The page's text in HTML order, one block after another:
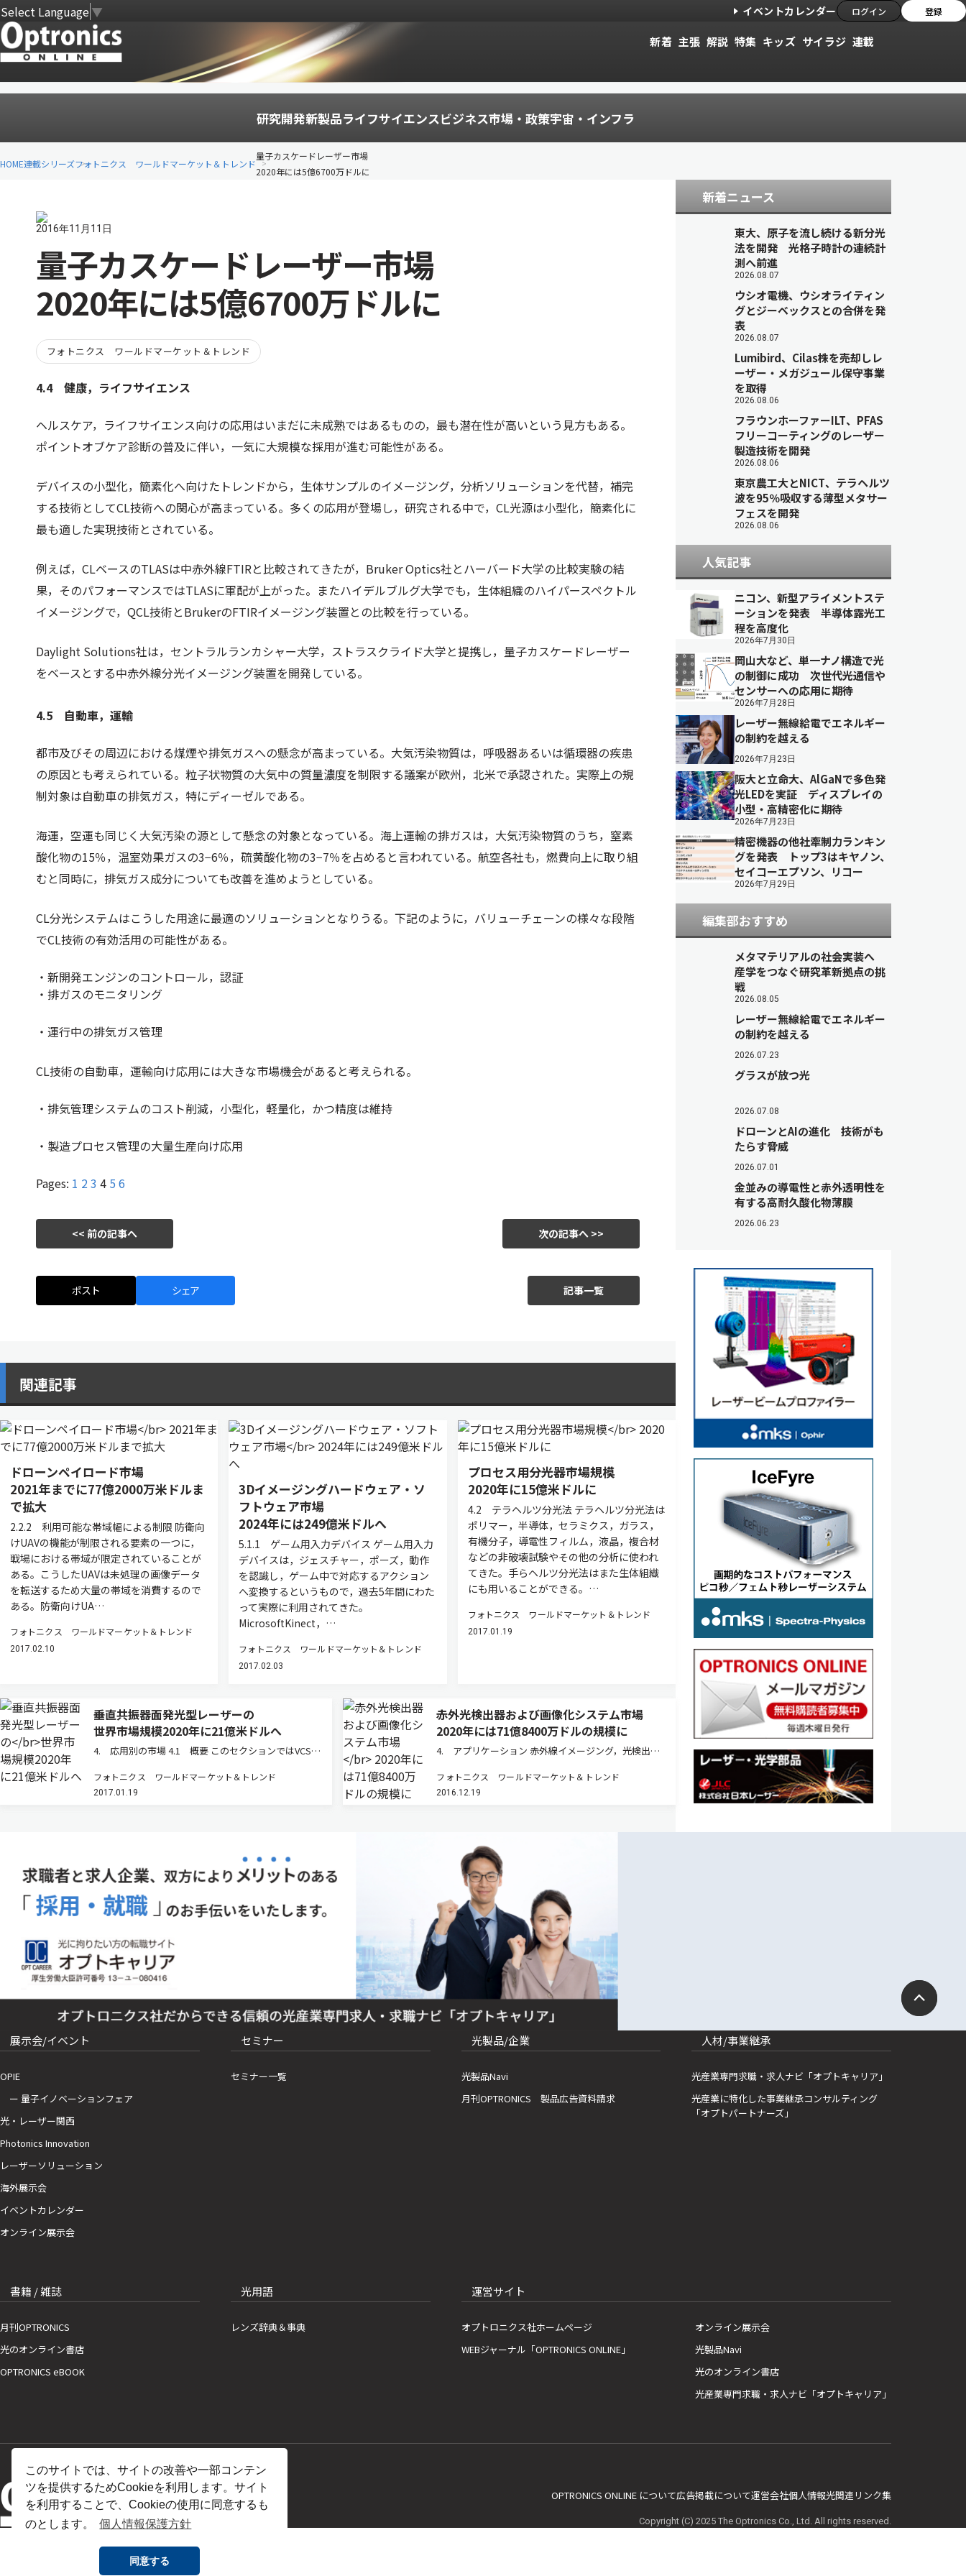
このサイトでは、サイトの改善や一部コンテン
ツを提供するためCookieを利用します。サイト
を利用することで、Cookieの使用に同意するも
のとします。
個人情報保護方針
同意する
Select Language▼ イベントカレンダー ログイン 登録
新着 主張 解説 特集 キッズ サイラジ 連載
研究開発新製品ライフサイエンスビジネス市場・政策宇宙・インフラ
HOME連載シリーズフォトニクス ワールドマーケット＆トレンド
量子カスケードレーザー市場
2020年には5億6700万ドルに
2016年11月11日
量子カスケードレーザー市場
2020年には5億6700万ドルに
フォトニクス ワールドマーケット＆トレンド
4.4 健康，ライフサイエンス
ヘルスケア，ライフサイエンス向けの応用はいまだに未成熟ではあるものの，最も潜在性が高いという見方もある。
ポイントオブケア診断の普及に伴い，一気に大規模な採用が進む可能性がある。
デバイスの小型化，簡素化へ向けたトレンドから，生体サンプルのイメージング，分析ソリューションを代替，補完
する技術としてCL技術への関心が高まっている。多くの応用が登場し，研究される中で，CL光源は小型化，簡素化に
最も適した実現技術とされている。
例えば，CLベースのTLASは中赤外線FTIRと比較されてきたが，Bruker Optics社とハーバード大学の比較実験の結
果，そのパフォーマンスではTLASに軍配が上がった。またハイデルブルグ大学でも，生体組織のハイパースペクトル
イメージングで，QCL技術とBrukerのFTIRイメージング装置との比較を行っている。
Daylight Solutions社は，セントラルランカシャー大学，ストラスクライド大学と提携し，量子カスケードレーザー
をベースとする中赤外線分光イメージング装置を開発している。
4.5 自動車，運輸
都市及びその周辺における煤煙や排気ガスへの懸念が高まっている。大気汚染物質は，呼吸器あるいは循環器の疾患
の原因とも考えられている。粒子状物質の大気中の質量濃度を制限する議案が欧州，北米で承認された。実際上の規
制対象は自動車の排気ガス，特にディーゼルである。
海運，空運も同じく大気汚染の源として懸念の対象となっている。海上運輸の排ガスは，大気汚染物質のうち，窒素
酸化物の15％，温室効果ガスの3−6％，硫黄酸化物の3−7％を占めると言われている。航空各社も，燃費向上に取り組
むと同時に，排気ガス成分についても改善を進めようとしている。
CL分光システムはこうした用途に最適のソリューションとなりうる。下記のように，バリューチェーンの様々な段階
でCL技術の有効活用の可能性がある。
・新開発エンジンのコントロール，認証
・排ガスのモニタリング
・運行中の排気ガス管理
CL技術の自動車，運輸向け応用には大きな市場機会があると考えられる。
・排気管理システムのコスト削減，小型化，軽量化，かつ精度は維持
・製造プロセス管理の大量生産向け応用
Pages: 1 23 4 5 6
<< 前の記事へ 次の記事へ >>
ポスト シェア 記事一覧
関連記事
ドローンペイロード市場
2021年までに77億2000万米ドルま
で拡大
2.2.2 利用可能な帯域幅による制限 防衛向
けUAVの機能が制限される要素の一つに，
戦場における帯域が限定されていることが
ある。こうしたUAVは未処理の画像データ
を転送するため大量の帯域を消費するので
ある。防衛向けUA…
フォトニクス ワールドマーケット＆トレンド
2017.02.10
3Dイメージングハードウェア・ソ
フトウェア市場
2024年には249億米ドルへ
5.1.1 ゲーム用入力デバイス ゲーム用入力
デバイスは，ジェスチャー，ポーズ，動作
を認識し，ゲーム中で対応するアクション
へ変換するというもので，過去5年間にわた
って実際に利用されてきた。
MicrosoftKinect，…
フォトニクス ワールドマーケット＆トレンド
2017.02.03
プロセス用分光器市場規模
2020年に15億米ドルに
4.2 テラヘルツ分光法 テラヘルツ分光法は
ポリマー，半導体，セラミクス，ガラス，
有機分子，導電性フィルム，液晶，複合材
などの非破壊試験やその他の分析に使われ
てきた。手らヘルツ分光法はまた生体組織
にも用いることができる。…
フォトニクス ワールドマーケット＆トレンド
2017.01.19
垂直共振器面発光型レーザーの
世界市場規模2020年に21億米ドルへ
4. 応用別の市場 4.1 概要 このセクションではVCSEL
にそうした分野でのシェアがどのように拡大するかに
ついて見てゆきたい。また，VCSEL市場を促進する，
フォトニクス ワールドマーケット＆トレンド
2017.01.19
赤外光検出器および画像化システム市場
2020年には71億8400万ドルの規模に
4. アプリケーション 赤外線イメージング，光検出器
向けIRシステムは小型，軽量，省電力であることが要
件となっている。これらの要素は，頭文字をとって
フォトニクス ワールドマーケット＆トレンド
2016.12.19
新着ニュース
東大、原子を流し続ける新分光
法を開発 光格子時計の連続計
測へ前進
2026.08.07
ウシオ電機、ウシオライティン
グとジーベックスとの合併を発
表
2026.08.07
Lumibird、Cilas株を売却しレ
ーザー・メガジュール保守事業
を取得
2026.08.06
フラウンホーファーILT、PFAS
フリーコーティングのレーザー
製造技術を開発
2026.08.06
東京農工大とNICT、テラヘルツ
波を95％吸収する薄型メタサー
フェスを開発
2026.08.06
人気記事
ニコン、新型アライメントステ
ーションを発表 半導体露光工
程を高度化
2026年7月30日
岡山大など、単一ナノ構造で光
の制御に成功 次世代光通信や
センサーへの応用に期待
2026年7月28日
レーザー無線給電でエネルギー
の制約を越える
2026年7月23日
阪大と立命大、AlGaNで多色発
光LEDを実証 ディスプレイの
小型・高精密化に期待
2026年7月23日
精密機器の他社牽制力ランキン
グを発表 トップ3はキヤノン、
セイコーエプソン、リコー
2026年7月29日
編集部おすすめ
メタマテリアルの社会実装へ
産学をつなぐ研究革新拠点の挑
戦
2026.08.05
レーザー無線給電でエネルギー
の制約を越える
2026.07.23
グラスが放つ光
2026.07.08
ドローンとAIの進化 技術がも
たらす脅威
2026.07.01
金並みの導電性と赤外透明性を
有する高耐久酸化物薄膜
2026.06.23
展示会/イベント
OPIE
ー 量子イノベーションフェア
光・レーザー関西
Photonics Innovation
レーザーソリューション
海外展示会
イベントカレンダー
オンライン展示会
セミナー
セミナー一覧
光製品/企業
光製品Navi
月刊OPTRONICS 製品広告資料請求
人材/事業継承
光産業専門求職・求人ナビ「オプトキャリア」
光産業に特化した事業継承コンサルティング
「オプトパートナーズ」
書籍 / 雑誌
月刊OPTRONICS
光のオンライン書店
OPTRONICS eBOOK
光用語
レンズ辞典＆事典
運営サイト
オプトロニクス社ホームページ
WEBジャーナル「OPTRONICS ONLINE」
オンライン展示会
光製品Navi
光のオンライン書店
光産業専門求職・求人ナビ「オプトキャリア」
OPTRONICS ONLINE について広告掲載について運営会社個人情報光関連リンク集
Copyright (C) 2025 The Optronics Co., Ltd. All rights reserved.